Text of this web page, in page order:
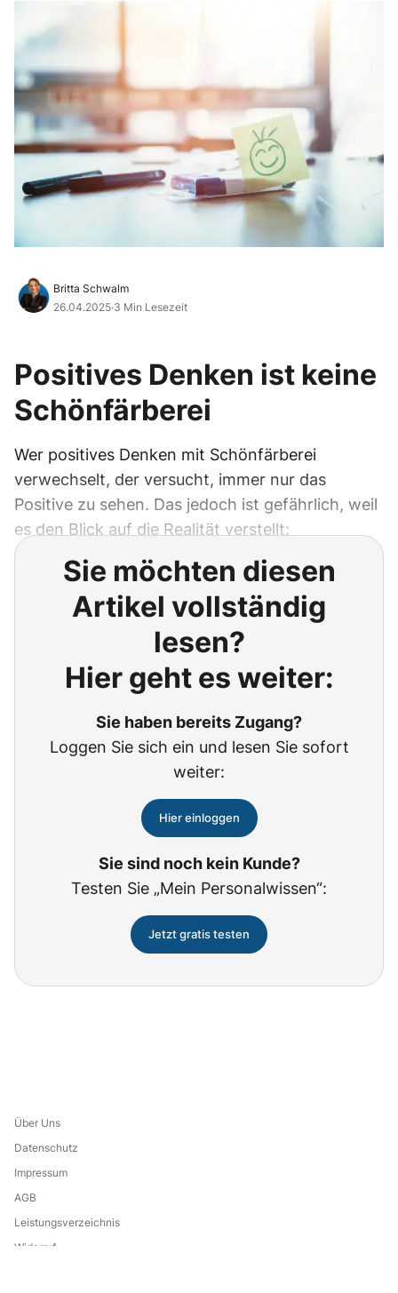
Britta Schwalm
26.04.2025·3 Min Lesezeit
Positives Denken ist keine
Schönfärberei
Wer positives Denken mit Schönfärberei
verwechselt, der versucht, immer nur das
Positive zu sehen. Das jedoch ist gefährlich, weil
es den Blick auf die Realität verstellt:
Sie möchten diesen
Artikel vollständig
lesen?
Hier geht es weiter:
Sie haben bereits Zugang?
Loggen Sie sich ein und lesen Sie sofort
weiter:
Hier einloggen
Sie sind noch kein Kunde?
Testen Sie „Mein Personalwissen“:
Jetzt gratis testen
Über Uns
Datenschutz
Impressum
AGB
Leistungsverzeichnis
Widerruf